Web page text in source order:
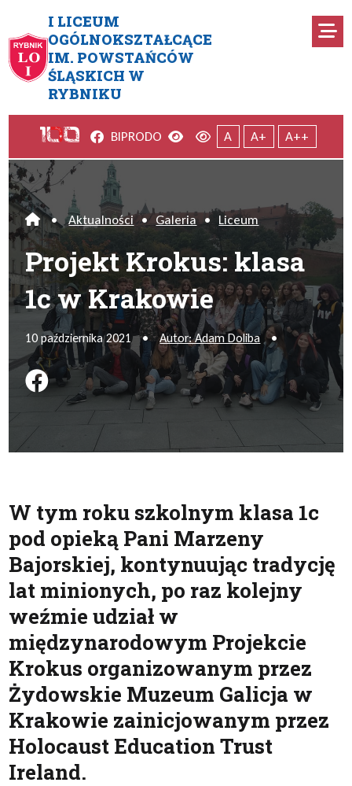
I LICEUM
OGÓLNOKSZTAŁCĄCE
IM. POWSTAŃCÓW
ŚLĄSKICH W
RYBNIKU
Projekt Krokus: klasa 1c w
Facebook
BIPRODO Wersja kontrastowa
Wersja domyślna
A A+ A++
Home
• Aktualności • Galeria • Liceum
Projekt Krokus: klasa
1c w Krakowie
10 października 2021 • Autor: Adam Doliba •
Podziel się na FB
W tym roku szkolnym klasa 1c
pod opieką Pani Marzeny
Bajorskiej, kontynuując tradycję
lat minionych, po raz kolejny
weźmie udział w
międzynarodowym Projekcie
Krokus organizowanym przez
Żydowskie Muzeum Galicja w
Krakowie zainicjowanym przez
Holocaust Education Trust
Ireland.